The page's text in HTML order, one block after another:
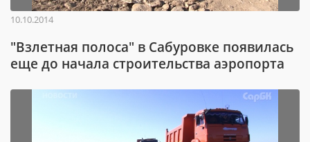
10.10.2014
"Взлетная полоса" в Сабуровке появилась
еще до начала строительства аэропорта